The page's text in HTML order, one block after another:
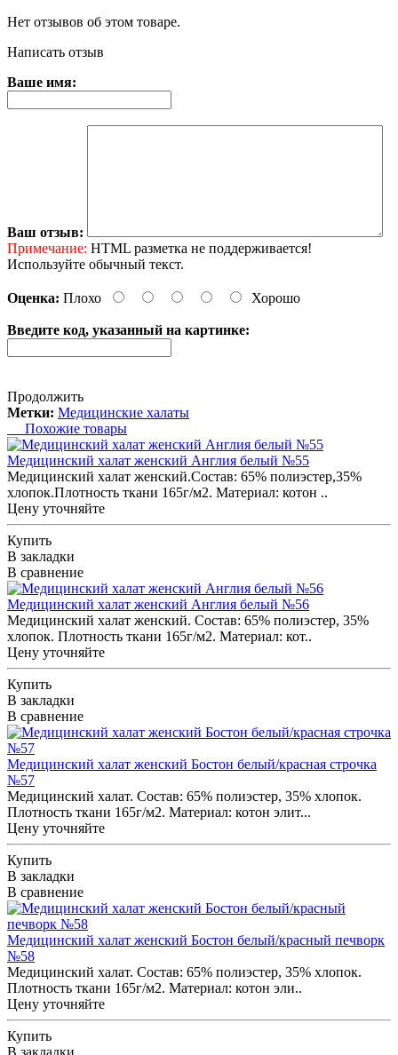
Нет отзывов об этом товаре.
Написать отзыв
Ваше имя:
Ваш отзыв:
Примечание: HTML разметка не поддерживается!
Используйте обычный текст.
Оценка: Плохо Хорошо
Введите код, указанный на картинке:
Продолжить
Метки: Медицинские халаты
Похожие товары
Медицинский халат женский Англия белый №55
Медицинский халат женский.Состав: 65% полиэстер,35%
хлопок.Плотность ткани 165г/м2. Материал: котон ..
Цену уточняйте
Купить
В закладки
В сравнение
Медицинский халат женский Англия белый №56
Медицинский халат женский. Состав: 65% полиэстер, 35%
хлопок. Плотность ткани 165г/м2. Материал: кот..
Цену уточняйте
Купить
В закладки
В сравнение
Медицинский халат женский Бостон белый/красная строчка
№57
Медицинский халат. Состав: 65% полиэстер, 35% хлопок.
Плотность ткани 165г/м2. Материал: котон элит...
Цену уточняйте
Купить
В закладки
В сравнение
Медицинский халат женский Бостон белый/красный печворк
№58
Медицинский халат. Состав: 65% полиэстер, 35% хлопок.
Плотность ткани 165г/м2. Материал: котон эли..
Цену уточняйте
Купить
В закладки